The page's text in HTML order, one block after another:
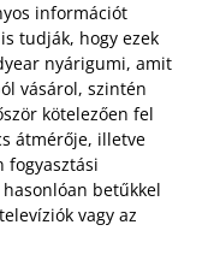
információt
tudják, hogy ezek
nyárigumi, amit
vásárol, szintén
kötelezően fel
átmérője, illetve
fogyasztási
betűkkel
vagy az